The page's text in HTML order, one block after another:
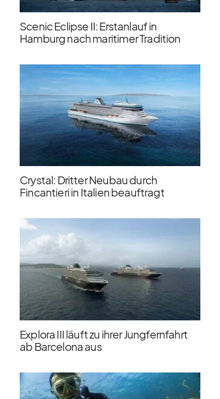
Scenic Eclipse II: Erstanlauf in
Hamburg nach maritimer Tradition
Crystal: Dritter Neubau durch
Fincantieri in Italien beauftragt
Explora III läuft zu ihrer Jungfernfahrt
ab Barcelona aus